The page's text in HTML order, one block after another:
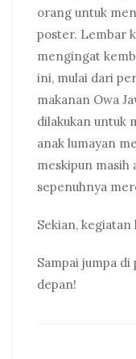
orang untuk
poster. Lembar
mengingat
ini, mulai dari
makanan Owa
dilakukan untuk
anak lumayan
meskipun masih
sepenuhnya
Sekian, kegiatan
Sampai jumpa
depan!